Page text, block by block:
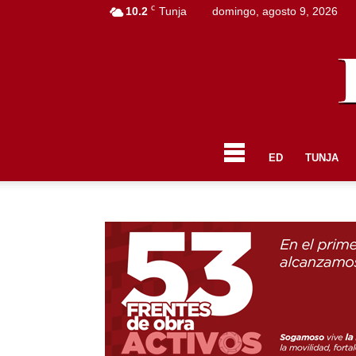
10.2 C Tunja domingo, agosto 9, 2026
ED TUNJA